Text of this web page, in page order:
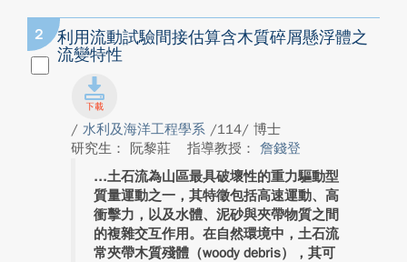
2
利用流動試驗間接估算含木質碎屑懸浮體之
流變特性
/ 水利及海洋工程學系 /114/ 博士
研究生： 阮黎莊
指導教授： 詹錢登
土石流為山區最具破壞性的重力驅動型
質量運動之一，其特徵包括高速運動、高
衝擊力，以及水體、泥砂與夾帶物質之間
的複雜交互作用。在自然環境中，土石流
常夾帶木質殘體（woody debris），其可